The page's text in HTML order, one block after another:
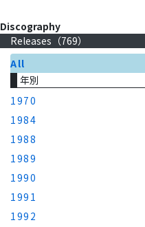
Discography
Releases（769）
All
年別
1970
1984
1988
1989
1990
1991
1992